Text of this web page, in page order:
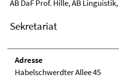
AB DaF Prof. Hille, AB
Sekretariat
Adresse
Habelschwerdter Allee 45